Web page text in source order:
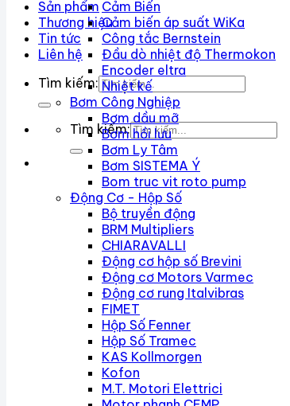
Sản phẩm
Thương hiệu
Tin tức
Liên hệ
Tìm kiếm:
Tìm kiếm:
Cảm Biến
Cảm biến áp suất WiKa
Công tắc Bernstein
Đầu dò nhiệt độ Thermokon
Encoder eltra
Nhiệt kế
Bơm Công Nghiệp
Bơm dầu mỡ
Bơm hồi lưu
Bơm Ly Tâm
Bơm SISTEMA Ý
Bom truc vit roto pump
Động Cơ - Hộp Số
Bộ truyền động
BRM Multipliers
CHIARAVALLI
Động cơ hộp số Brevini
Động cơ Motors Varmec
Động cơ rung Italvibras
FIMET
Hộp Số Fenner
Hộp Số Tramec
KAS Kollmorgen
Kofon
M.T. Motori Elettrici